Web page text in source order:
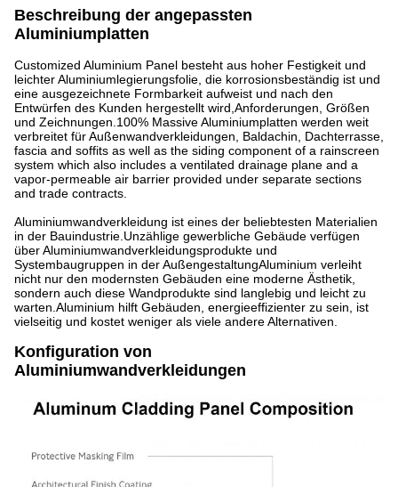
Beschreibung der angepassten
Aluminiumplatten
Customized Aluminium Panel besteht aus hoher Festigkeit und
leichter Aluminiumlegierungsfolie, die korrosionsbeständig ist und
eine ausgezeichnete Formbarkeit aufweist und nach den
Entwürfen des Kunden hergestellt wird,Anforderungen, Größen
und Zeichnungen.100% Massive Aluminiumplatten werden weit
verbreitet für Außenwandverkleidungen, Baldachin, Dachterrasse,
fascia and soffits as well as the siding component of a rainscreen
system which also includes a ventilated drainage plane and a
vapor-permeable air barrier provided under separate sections
and trade contracts.
Aluminiumwandverkleidung ist eines der beliebtesten Materialien
in der Bauindustrie.Unzählige gewerbliche Gebäude verfügen
über Aluminiumwandverkleidungsprodukte und
Systembaugruppen in der AußengestaltungAluminium verleiht
nicht nur den modernsten Gebäuden eine moderne Ästhetik,
sondern auch diese Wandprodukte sind langlebig und leicht zu
warten.Aluminium hilft Gebäuden, energieeffizienter zu sein, ist
vielseitig und kostet weniger als viele andere Alternativen.
Konfiguration von
Aluminiumwandverkleidungen